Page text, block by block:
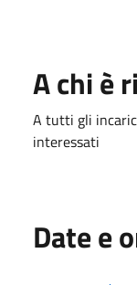
A chi è
A tutti gli
interessati
Date e